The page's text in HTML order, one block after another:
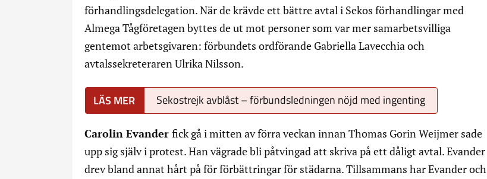
förhandlingsdelegation. När de krävde ett bättre avtal i Sekos förhandlingar med
Almega Tågföretagen byttes de ut mot personer som var mer samarbetsvilliga
gentemot arbetsgivaren: förbundets ordförande Gabriella Lavecchia och
avtalssekreteraren Ulrika Nilsson.
Sekostrejk avblåst – förbundsledningen nöjd med ingenting
Carolin Evander fick gå i mitten av förra veckan innan Thomas Gorin Weijmer sade
upp sig själv i protest. Han vägrade bli påtvingad att skriva på ett dåligt avtal. Evander
drev bland annat hårt på för förbättringar för städarna. Tillsammans har Evander och